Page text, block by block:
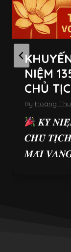
NIỆM
CHỦ
By Hoàng
𝑲𝒀̉
𝑪𝑯𝑼̉
𝑴𝑨̃𝑰